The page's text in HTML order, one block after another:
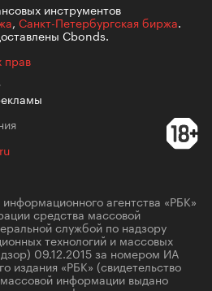
инструментов
, Санкт-Петербургская биржа.
Cbonds.
прав
агентства «РБК»
средства массовой
службой по надзору
технологий и массовых
09.12.2015 за номером ИА
«РБК» (свидетельство
информации выдано